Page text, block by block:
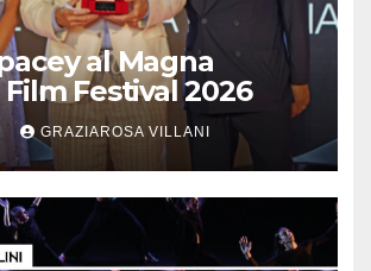
al Magna
Film Festival 2026
GRAZIAROSA VILLANI